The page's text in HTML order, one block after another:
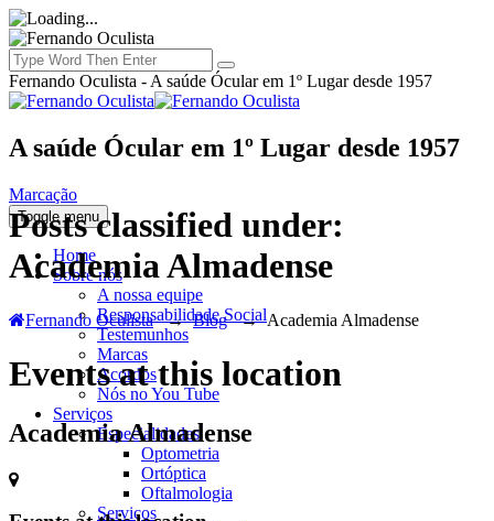
Fernando Oculista - A saúde Ócular em 1º Lugar desde 1957
A saúde Ócular em 1º Lugar desde 1957
Marcação
Toggle menu
Home
Sobre nós
A nossa equipe
Responsabilidade Social
Testemunhos
Marcas
Acordos
Nós no You Tube
Serviços
Especialidades
Optometria
Ortóptica
Oftalmologia
Serviços
Posts classified under:
Academia Almadense
Fernando Oculista →Blog→Academia Almadense
Events at this location
Academia Almadense